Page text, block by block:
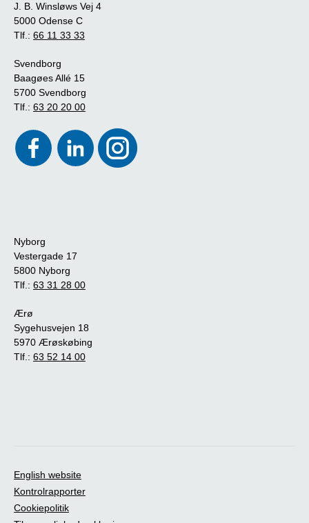
J. B. Winsløws Vej 4
5000 Odense C
Tlf.: 66 11 33 33
Svendborg
Baagøes Allé 15
5700 Svendborg
Tlf.: 63 20 20 00
Nyborg
Vestergade 17
5800 Nyborg
Tlf.: 63 31 28 00
Ærø
Sygehusvejen 18
5970 Ærøskøbing
Tlf.: 63 52 14 00
English website
Kontrolrapporter
Cookiepolitik